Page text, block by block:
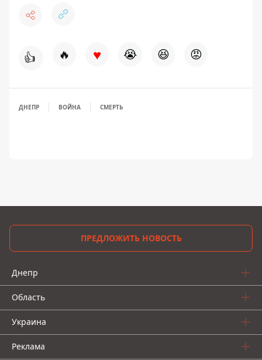
👍 🔥 ♥ 😭 😆 😡
ДНЕПР ВОЙНА СМЕРТЬ
ПРЕДЛОЖИТЬ НОВОСТЬ
Днепр
Область
Украина
Реклама